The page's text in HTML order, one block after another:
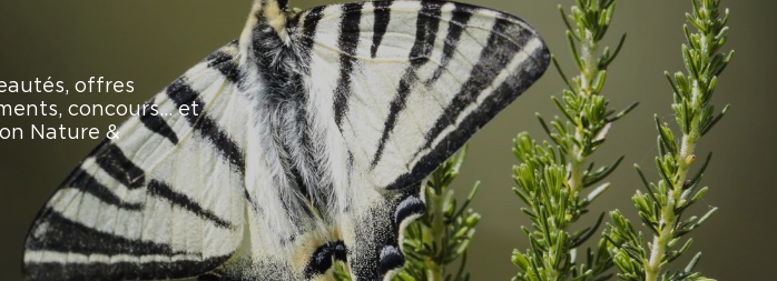
offres
concours… et
Nature &